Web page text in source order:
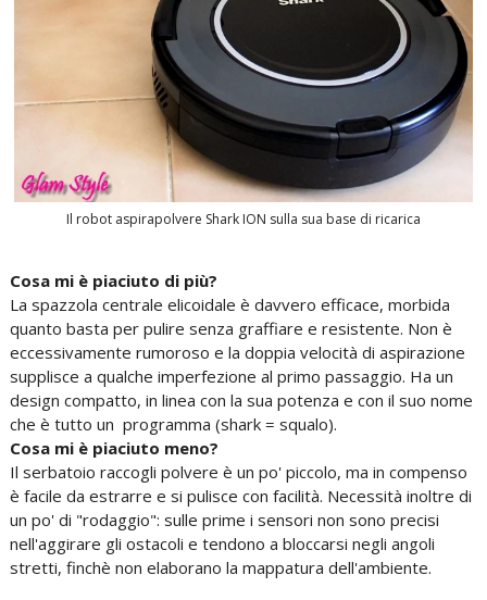
Il robot aspirapolvere Shark ION sulla sua base di ricarica
Cosa mi è piaciuto di più?
La spazzola centrale elicoidale è davvero efficace, morbida
quanto basta per pulire senza graffiare e resistente. Non è
eccessivamente rumoroso e la doppia velocità di aspirazione
supplisce a qualche imperfezione al primo passaggio. Ha un
design compatto, in linea con la sua potenza e con il suo nome
che è tutto un programma (shark = squalo).
Cosa mi è piaciuto meno?
Il serbatoio raccogli polvere è un po' piccolo, ma in compenso
è facile da estrarre e si pulisce con facilità. Necessità inoltre di
un po' di "rodaggio": sulle prime i sensori non sono precisi
nell'aggirare gli ostacoli e tendono a bloccarsi negli angoli
stretti, finchè non elaborano la mappatura dell'ambiente.